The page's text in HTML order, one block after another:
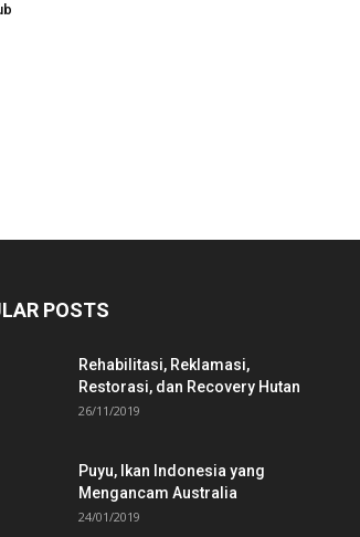
POSTS
Rehabilitasi, Reklamasi,
Restorasi, dan Recovery Hutan
26/11/2019
Puyu, Ikan Indonesia yang
Mengancam Australia
24/01/2019